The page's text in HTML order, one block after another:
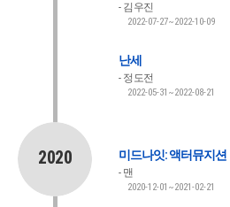
김우진
2022-07-27~2022-10-09
난세
정도전
2022-05-31~2022-08-21
2020 미드나잇: 액터뮤지션
맨
2020-12-01~2021-02-21